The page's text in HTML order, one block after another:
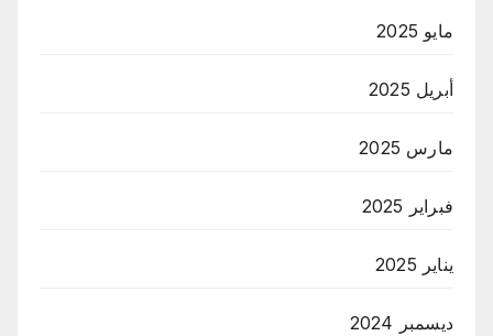
مايو 2025
أبريل 2025
مارس 2025
فبراير 2025
يناير 2025
ديسمبر 2024